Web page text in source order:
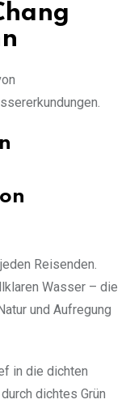
Reisenden.
Wasser – die
und Aufregung
in die dichten
dichtes Grün